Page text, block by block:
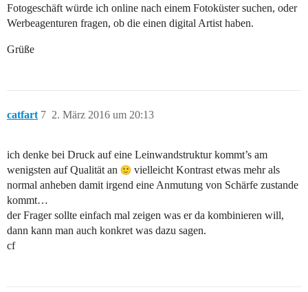
Fotogeschäft würde ich online nach einem Fotoküster suchen, oder
Werbeagenturen fragen, ob die einen digital Artist haben.
Grüße
catfart 2. März 2016 um 20:13
7
ich denke bei Druck auf eine Leinwandstruktur kommt’s am
wenigsten auf Qualität an
vielleicht Kontrast etwas mehr als
normal anheben damit irgend eine Anmutung von Schärfe zustande
kommt…
der Frager sollte einfach mal zeigen was er da kombinieren will,
dann kann man auch konkret was dazu sagen.
cf